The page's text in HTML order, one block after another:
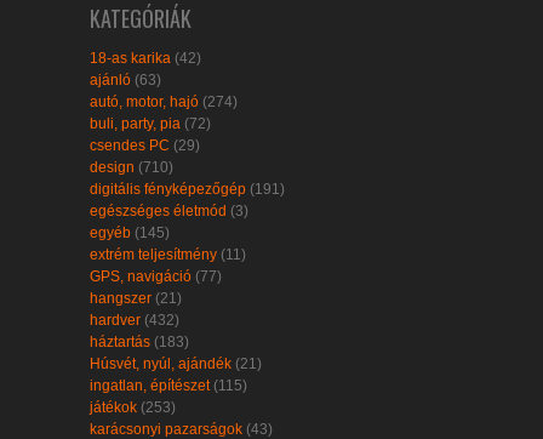
KATEGÓRIÁK
18-as karika (42)
ajánló (63)
autó, motor, hajó (274)
buli, party, pia (72)
csendes PC (29)
design (710)
digitális fényképezőgép (191)
egészséges életmód (3)
egyéb (145)
extrém teljesítmény (11)
GPS, navigáció (77)
hangszer (21)
hardver (432)
háztartás (183)
Húsvét, nyúl, ajándék (21)
ingatlan, építészet (115)
játékok (253)
karácsonyi pazarságok (43)